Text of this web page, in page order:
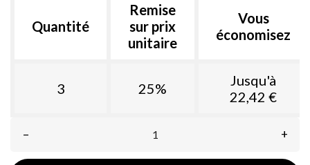
Quantité
Remise
sur prix
unitaire
Vous
économisez
3 25%
Jusqu'à
22,42 €
– +